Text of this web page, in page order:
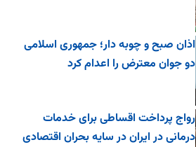
اذان صبح و چوبه دار؛ جمهوری اسلامی
دو جوان معترض را اعدام کرد
رواج پرداخت اقساطی برای خدمات
درمانی در ایران در سایه بحران اقتصادی